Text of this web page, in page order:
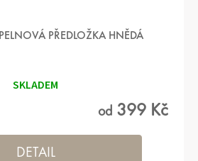
PŘEDLOŽKA HNĚDÁ
SKLADEM
od 399 Kč
DETAIL